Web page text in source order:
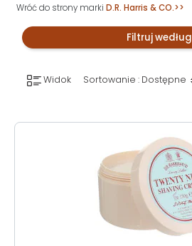
Wróć do strony marki D.R. Harris & CO.>>
Filtruj według
Widok Sortowanie : Dostępne